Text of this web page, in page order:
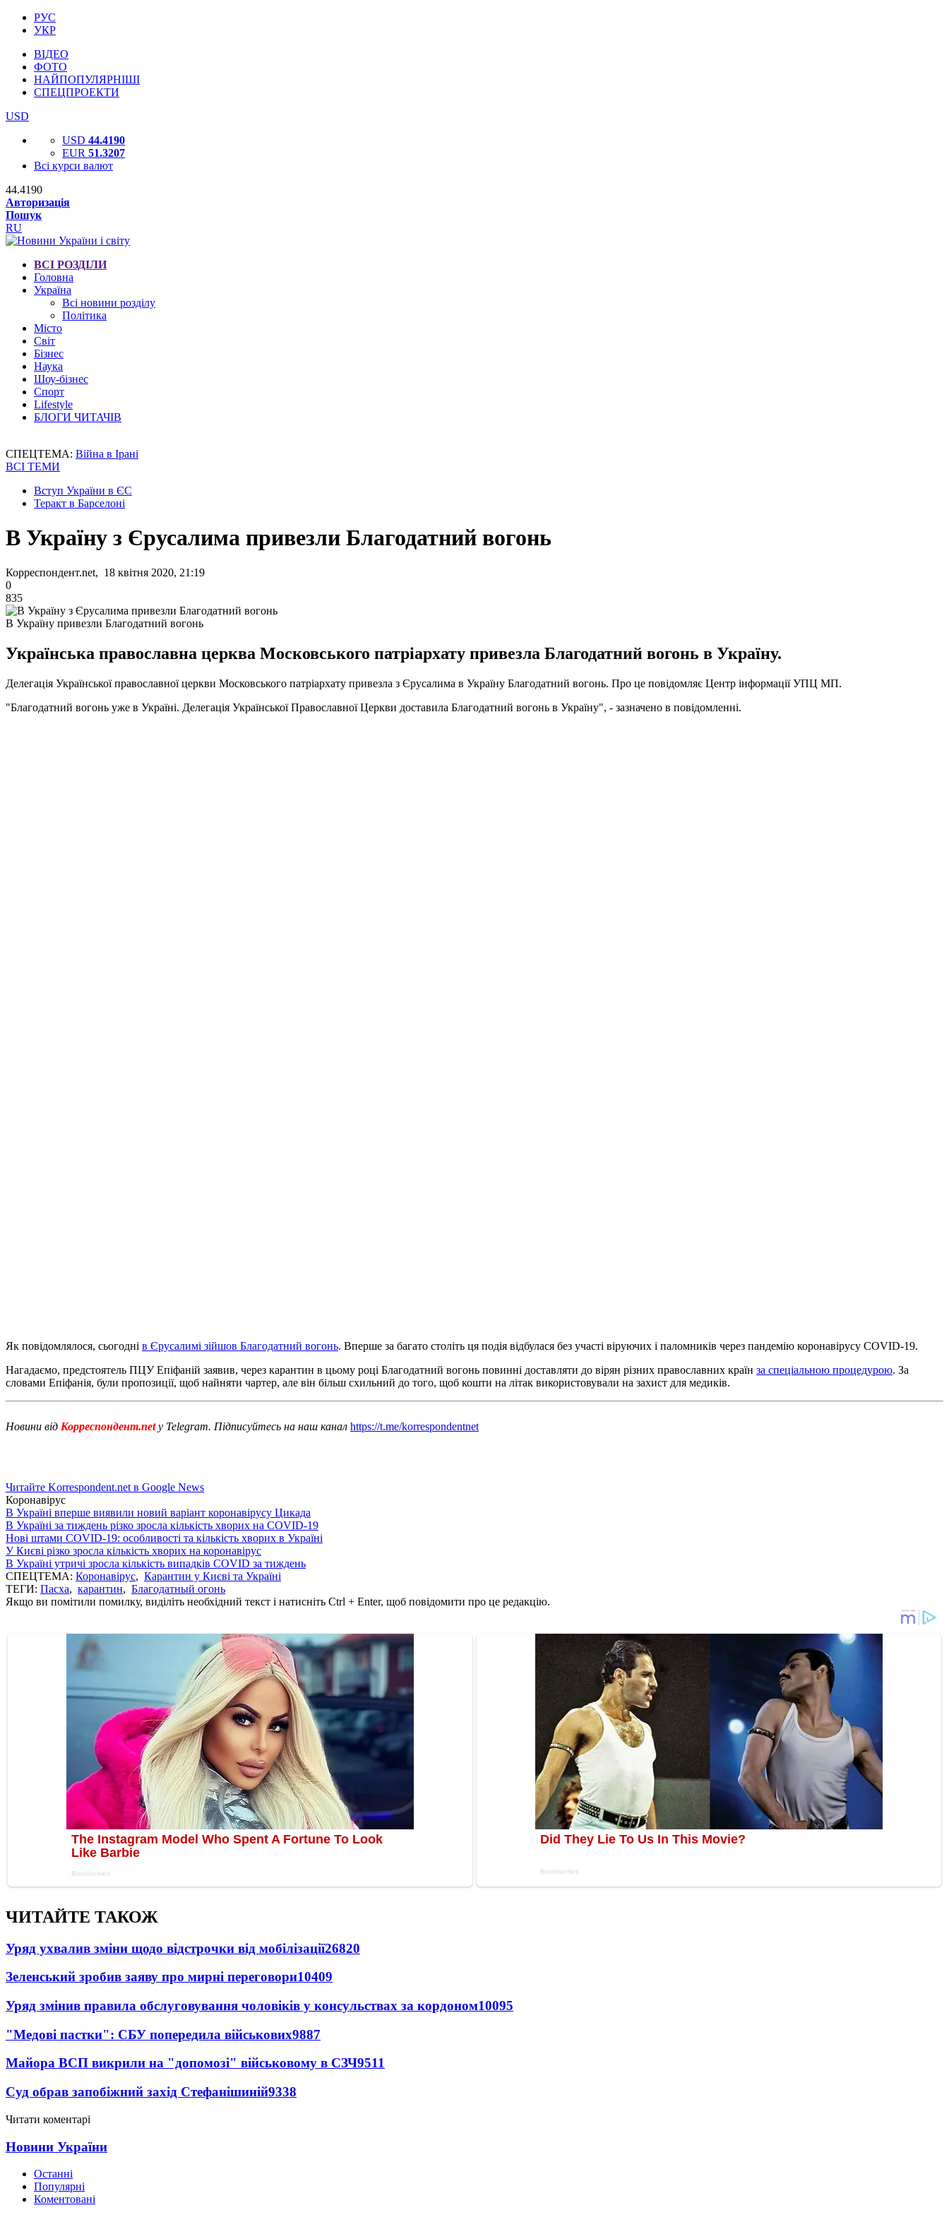
РУС
УКР
ВІДЕО
ФОТО
НАЙПОПУЛЯРНІШІ
СПЕЦПРОЕКТИ
USD
USD 44.4190
EUR 51.3207
Всі курси валют
44.4190
Авторизація
Пошук
RU
ВСІ РОЗДІЛИ
Головна
Україна
Всі новини розділу
Політика
Місто
Світ
Бізнес
Наука
Шоу-бізнес
Спорт
Lifestyle
БЛОГИ ЧИТАЧІВ
СПЕЦТЕМА: Війна в Ірані
ВСІ ТЕМИ
Вступ України в ЄС
Теракт в Барселоні
В Україну з Єрусалима привезли Благодатний вогонь
Корреспондент.net, 18 квітня 2020, 21:19
0
835
В Україну привезли Благодатний вогонь
Українська православна церква Московського патріархату привезла Благодатний вогонь в Україну.
Делегація Української православної церкви Московського патріархату привезла з Єрусалима в Україну Благодатний вогонь. Про це повідомляє Центр інформації УПЦ МП.
"Благодатний вогонь уже в Україні. Делегація Української Православної Церкви доставила Благодатний вогонь в Україну", - зазначено в повідомленні.
Як повідомлялося, сьогодні в Єрусалимі зійшов Благодатний вогонь. Вперше за багато століть ця подія відбулася без участі віруючих і паломників через пандемію коронавірусу COVID-19.
Нагадаємо, предстоятель ПЦУ Епіфаній заявив, через карантин в цьому році Благодатний вогонь повинні доставляти до вірян різних православних країн за спеціальною процедурою. За
словами Епіфанія, були пропозиції, щоб найняти чартер, але він більш схильний до того, щоб кошти на літак використовували на захист для медиків.
Новини від Корреспондент.net у Telegram. Підписуйтесь на наш канал https://t.me/korrespondentnet
Читайте Korrespondent.net в Google News
Коронавірус
В Україні вперше виявили новий варіант коронавірусу Цикада
В Україні за тиждень різко зросла кількість хворих на COVID-19
Нові штами COVID-19: особливості та кількість хворих в Україні
У Києві різко зросла кількість хворих на коронавірус
В Україні утричі зросла кількість випадків COVID за тиждень
СПЕЦТЕМА: Коронавірус, Карантин у Києві та Україні
ТЕГИ: Пасха, карантин, Благодатный огонь
Якщо ви помітили помилку, виділіть необхідний текст і натисніть Ctrl + Enter, щоб повідомити про це редакцію.
ЧИТАЙТЕ ТАКОЖ
Уряд ухвалив зміни щодо відстрочки від мобілізації26820
Зеленський зробив заяву про мирні переговори10409
Уряд змінив правила обслуговування чоловіків у консульствах за кордоном10095
"Медові пастки": СБУ попередила військових9887
Майора ВСП викрили на "допомозі" військовому в СЗЧ9511
Суд обрав запобіжний захід Стефанішиній9338
Читати коментарі
Новини України
Останні
Популярні
Коментовані